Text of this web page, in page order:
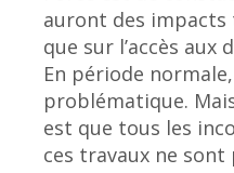
auront des
que sur l’accès aux
En période
problématique.
est que tous les
ces travaux ne